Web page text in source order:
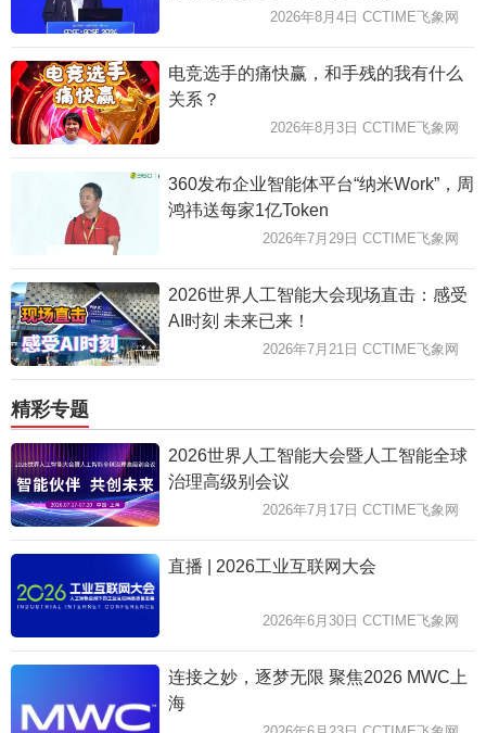
2026年8月4日 CCTIME飞象网
电竞选手的痛快赢，和手残的我有什么
关系？
2026年8月3日 CCTIME飞象网
360发布企业智能体平台“纳米Work”，周
鸿祎送每家1亿Token
2026年7月29日 CCTIME飞象网
2026世界人工智能大会现场直击：感受
AI时刻 未来已来！
2026年7月21日 CCTIME飞象网
精彩专题
2026世界人工智能大会暨人工智能全球
治理高级别会议
2026年7月17日 CCTIME飞象网
直播 | 2026工业互联网大会
2026年6月30日 CCTIME飞象网
连接之妙，逐梦无限 聚焦2026 MWC上
海